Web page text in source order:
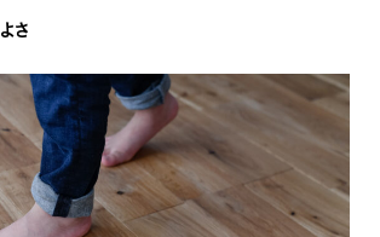
さ